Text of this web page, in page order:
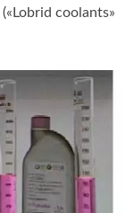
(«Lobrid coolants»